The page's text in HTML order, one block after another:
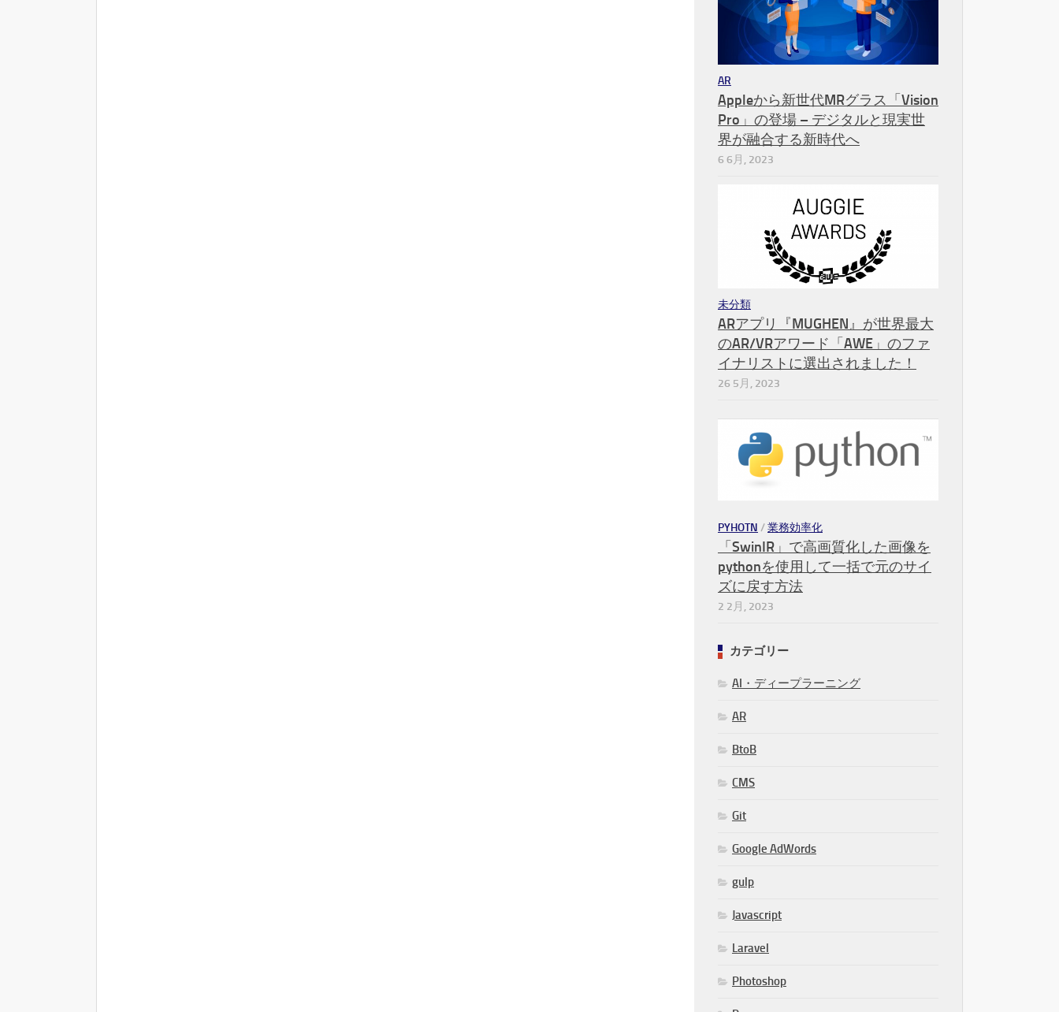
AR
Appleから新世代MRグラス「Vision
Pro」の登場 – デジタルと現実世
界が融合する新時代へ
6 6月, 2023
未分類
ARアプリ『MUGHEN』が世界最大
のAR/VRアワード「AWE」のファ
イナリストに選出されました！
26 5月, 2023
PYHOTN /業務効率化
「SwinIR」で高画質化した画像を
pythonを使用して一括で元のサイ
ズに戻す方法
2 2月, 2023
カテゴリー
AI・ディープラーニング
AR
BtoB
CMS
Git
Google AdWords
gulp
Javascript
Laravel
Photoshop